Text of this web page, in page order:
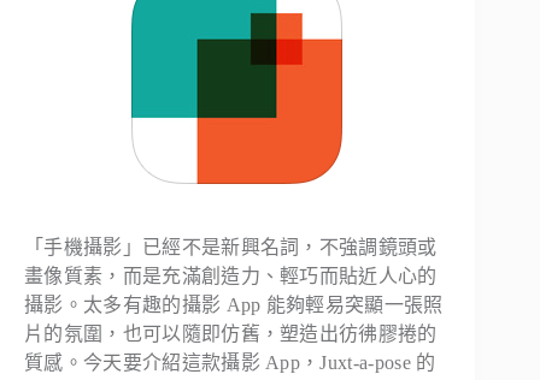
「手機攝影」已經不是新興名詞，不強調鏡頭或
畫像質素，而是充滿創造力、輕巧而貼近人心的
攝影。太多有趣的攝影 App 能夠輕易突顯一張照
片的氛圍，也可以隨即仿舊，塑造出彷彿膠捲的
質感。今天要介紹這款攝影 App，Juxt-a-pose 的